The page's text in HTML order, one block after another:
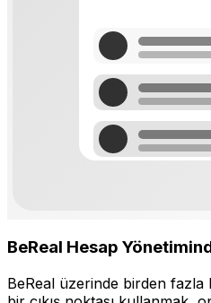
BeReal Hesap
BeReal üzerinde birden fazla